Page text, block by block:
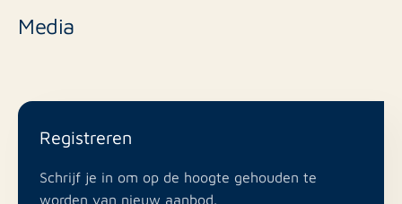
Media
Registreren
Schrijf je in om op de hoogte gehouden te
worden van nieuw aanbod.